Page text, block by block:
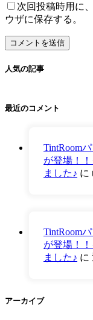
次回投稿時用に
ウザに保存する。
人気の記事
最近のコメント
TintRoom
が登場！
ました♪ に
TintRoom
が登場！
ました♪ に
アーカイブ